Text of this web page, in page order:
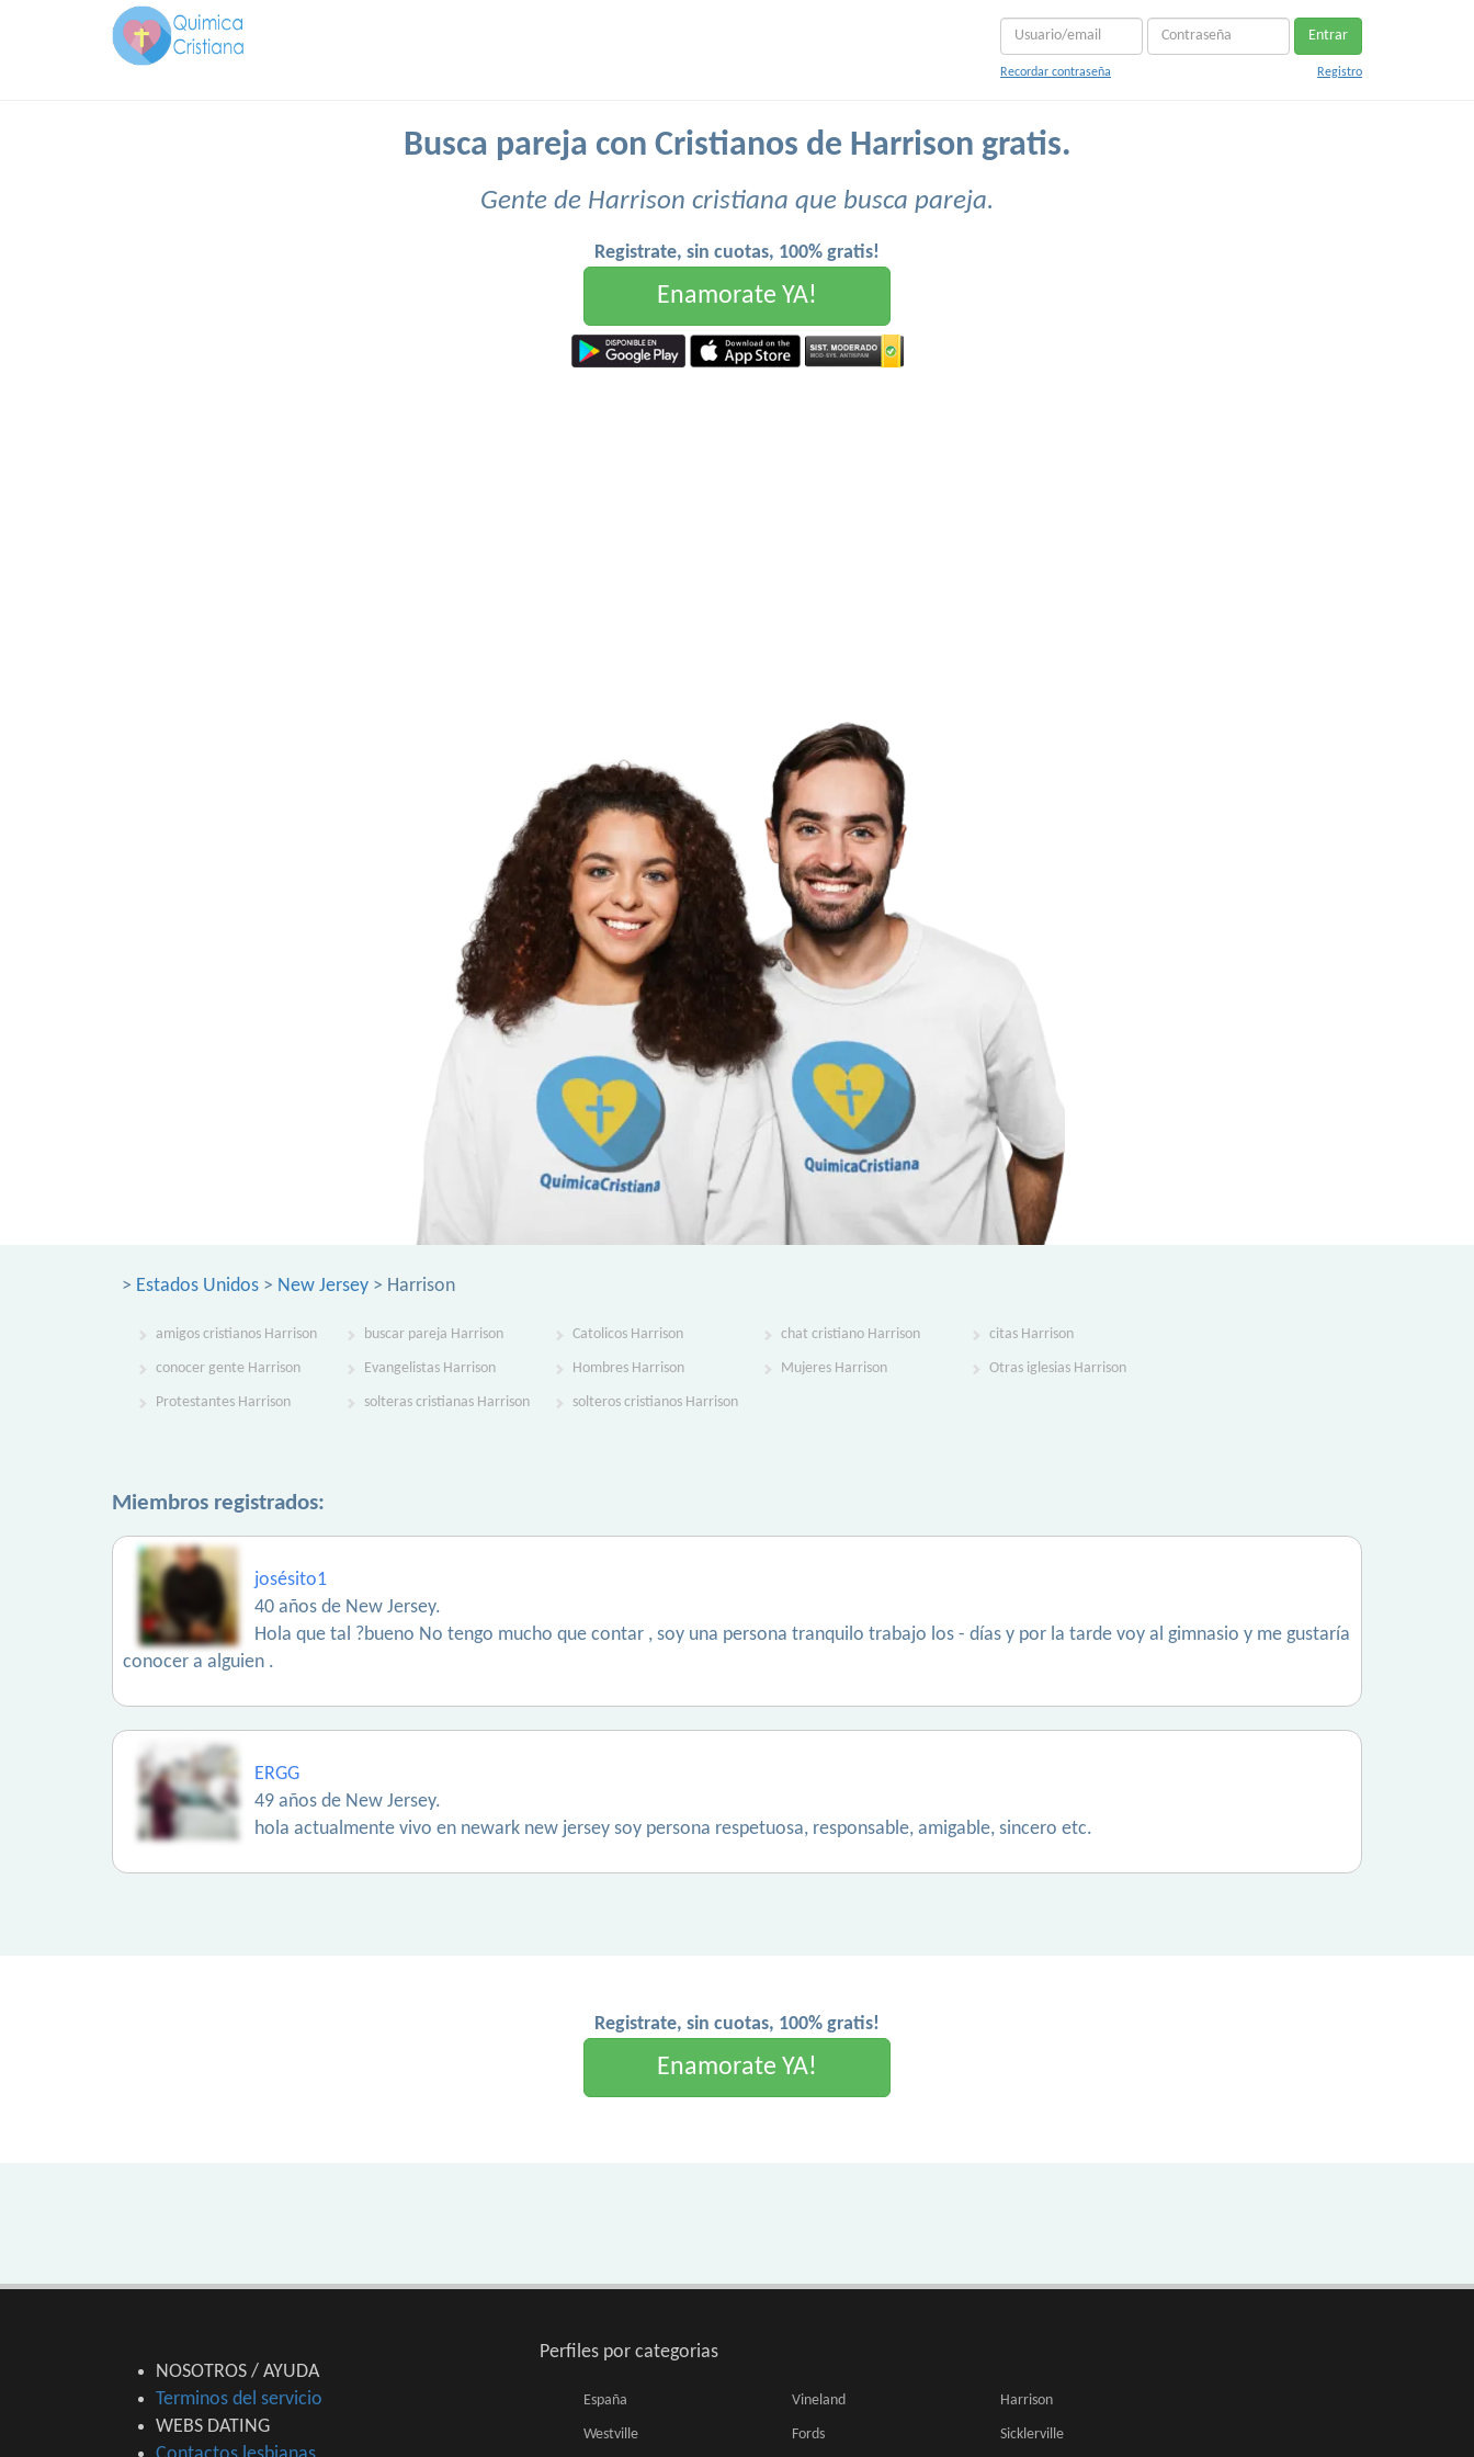
Entrar
Recordar contraseña Registro
Busca pareja con Cristianos de Harrison gratis.
Gente de Harrison cristiana que busca pareja.
Registrate, sin cuotas, 100% gratis!
Enamorate YA!
> Estados Unidos > New Jersey > Harrison
amigos cristianos Harrison buscar pareja Harrison Catolicos Harrison chat cristiano Harrison citas Harrison
conocer gente Harrison Evangelistas Harrison Hombres Harrison Mujeres Harrison Otras iglesias Harrison
Protestantes Harrison solteras cristianas Harrison solteros cristianos Harrison
Miembros registrados:
josésito1
40 años de New Jersey.
Hola que tal ?bueno No tengo mucho que contar , soy una persona tranquilo trabajo los - días y por la tarde voy al gimnasio y me gustaría
conocer a alguien .
ERGG
49 años de New Jersey.
hola actualmente vivo en newark new jersey soy persona respetuosa, responsable, amigable, sincero etc.
Registrate, sin cuotas, 100% gratis!
Enamorate YA!
NOSOTROS / AYUDA
Terminos del servicio
WEBS DATING
Perfiles por categorias
España Vineland Harrison
Westville Fords Sicklerville